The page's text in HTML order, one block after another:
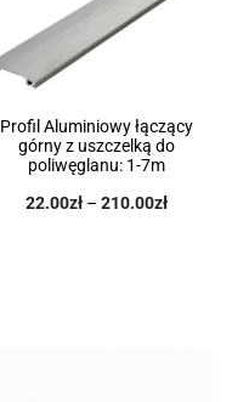
Profil Aluminiowy łączący
górny z uszczelką do
poliwęglanu: 1-7m
22.00zł – 210.00zł